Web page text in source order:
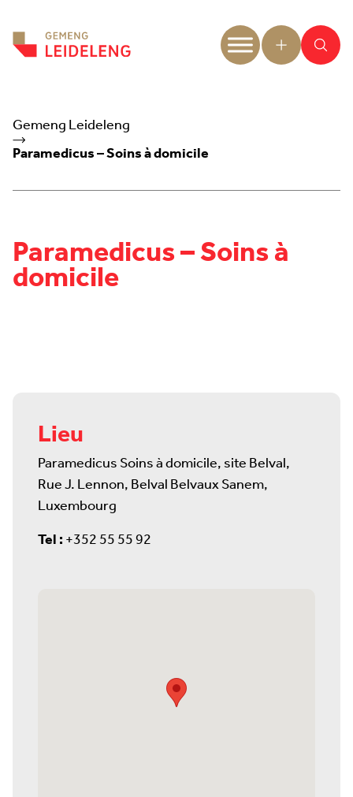
Gemeng Leideleng
Paramedicus – Soins à domicile
Paramedicus – Soins à
domicile
Lieu
Paramedicus Soins à domicile, site Belval,
Rue J. Lennon, Belval Belvaux Sanem,
Luxembourg
Tel :+352 55 55 92